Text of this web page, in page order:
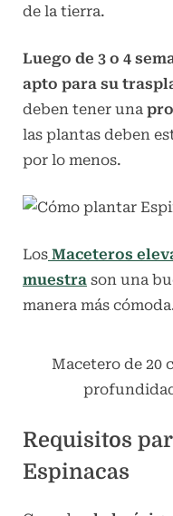
de la tierra.
Luego de 3 o 4
apto para su
deben tener una
las plantas deben
por lo menos.
Los Maceteros
muestra son una
manera más
Macetero de 20
Requisitos
Espinacas